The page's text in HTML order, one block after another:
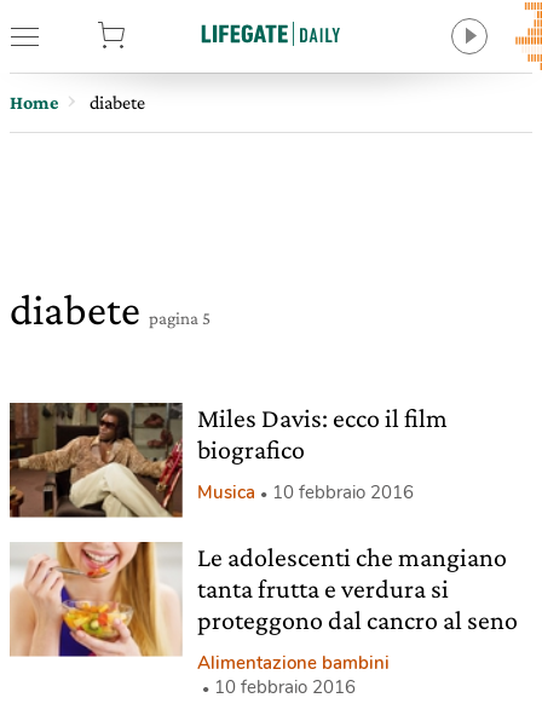
Home diabete
diabete pagina 5
Miles Davis: ecco il film
biografico
Musica 10 febbraio 2016
Le adolescenti che mangiano
tanta frutta e verdura si
proteggono dal cancro al seno
Alimentazione bambini
10 febbraio 2016